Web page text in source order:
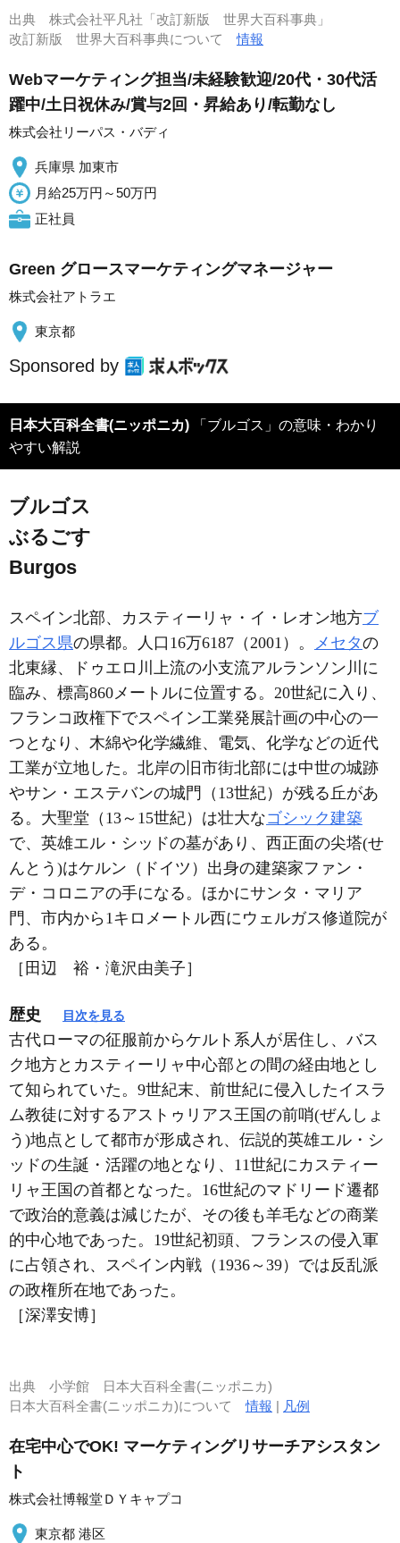
出典 株式会社平凡社「改訂新版 世界大百科事典」
改訂新版 世界大百科事典について情報
Webマーケティング担当/未経験歓迎/20代・30代活
躍中/土日祝休み/賞与2回・昇給あり/転勤なし
株式会社リーパス・バディ
兵庫県 加東市
月給25万円～50万円
正社員
Green グロースマーケティングマネージャー
株式会社アトラエ
東京都
Sponsored by
日本大百科全書(ニッポニカ) 「ブルゴス」の意味・わかり
やすい解説
ブルゴス
ぶるごす
Burgos
スペイン北部、カスティーリャ・イ・レオン地方ブ
ルゴス県の県都。人口16万6187（2001）。 メセタの
北東縁、ドゥエロ川上流の小支流アルランソン川に
臨み、標高860メートルに位置する。20世紀に入り、
フランコ政権下でスペイン工業発展計画の中心の一
つとなり、木綿や化学繊維、電気、化学などの近代
工業が立地した。北岸の旧市街北部には中世の城跡
やサン・エステバンの城門（13世紀）が残る丘があ
る。大聖堂（13～15世紀）は壮大なゴシック建築
で、英雄エル・シッドの墓があり、西正面の尖塔(せ
んとう)はケルン（ドイツ）出身の建築家ファン・
デ・コロニアの手になる。ほかにサンタ・マリア
門、市内から1キロメートル西にウェルガス修道院が
ある。
［田辺 裕・滝沢由美子］
歴史 目次を見る
古代ローマの征服前からケルト系人が居住し、バス
ク地方とカスティーリャ中心部との間の経由地とし
て知られていた。9世紀末、前世紀に侵入したイスラ
ム教徒に対するアストゥリアス王国の前哨(ぜんしょ
う)地点として都市が形成され、伝説的英雄エル・シ
ッドの生誕・活躍の地となり、11世紀にカスティー
リャ王国の首都となった。16世紀のマドリード遷都
で政治的意義は減じたが、その後も羊毛などの商業
的中心地であった。19世紀初頭、フランスの侵入軍
に占領され、スペイン内戦（1936～39）では反乱派
の政権所在地であった。
［深澤安博］
出典 小学館 日本大百科全書(ニッポニカ)
日本大百科全書(ニッポニカ)について情報 | 凡例
在宅中心でOK! マーケティングリサーチアシスタン
ト
株式会社博報堂ＤＹキャプコ
東京都 港区